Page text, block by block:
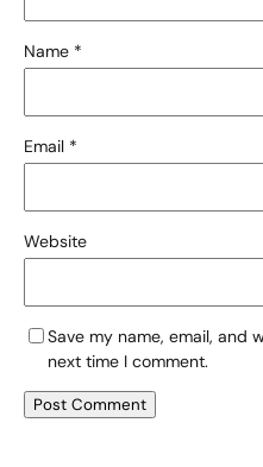
Name *
Email *
Website
Save my name, email, and
next time I comment.